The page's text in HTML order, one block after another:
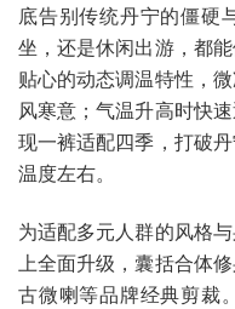
底告别传统丹宁的僵硬
坐，还是休闲出游，都
贴心的动态调温特性，
风寒意；气温升高时快
现一裤适配四季，打破
温度左右。
为适配多元人群的风格
上全面升级，囊括合体
古微喇等品牌经典剪裁